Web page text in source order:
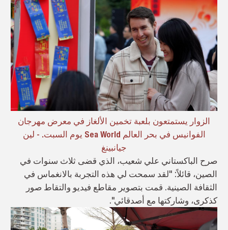
الزوار يستمتعون بلعبة تخمين الألغاز في معرض مهرجان
الفوانيس في بحر العالم Sea World يوم السبت. - لين
جيانبينغ
صرح الباكستاني علي شعيب، الذي قضى ثلاث سنوات في
الصين، قائلاً: "لقد سمحت لي هذه التجربة بالانغماس في
الثقافة الصينية. قمت بتصوير مقاطع فيديو والتقاط صور
كذكرى، وشاركتها مع أصدقائي".